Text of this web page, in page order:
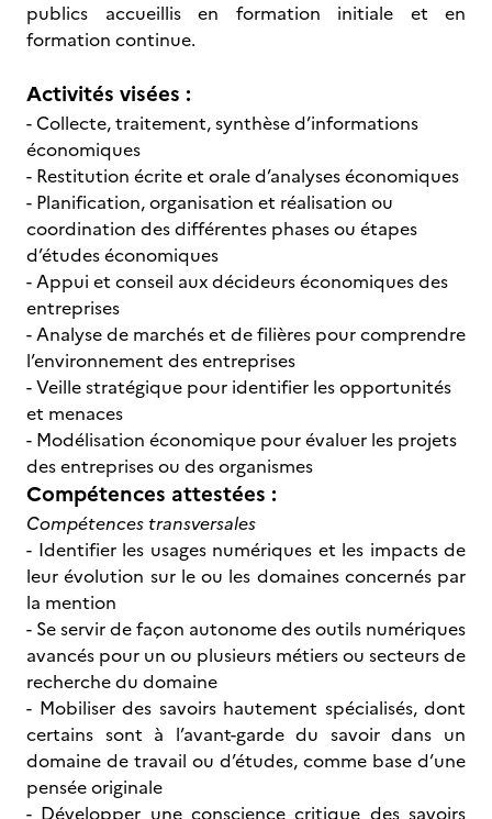
publics accueillis en formation initiale et en
formation continue.
Activités visées :
- Collecte, traitement, synthèse d’informations
économiques
- Restitution écrite et orale d’analyses économiques
- Planification, organisation et réalisation ou
coordination des différentes phases ou étapes
d’études économiques
- Appui et conseil aux décideurs économiques des
entreprises
- Analyse de marchés et de filières pour comprendre
l’environnement des entreprises
- Veille stratégique pour identifier les opportunités
et menaces
- Modélisation économique pour évaluer les projets
des entreprises ou des organismes
Compétences attestées :
Compétences transversales
- Identifier les usages numériques et les impacts de
leur évolution sur le ou les domaines concernés par
la mention
- Se servir de façon autonome des outils numériques
avancés pour un ou plusieurs métiers ou secteurs de
recherche du domaine
- Mobiliser des savoirs hautement spécialisés, dont
certains sont à l’avant-garde du savoir dans un
domaine de travail ou d’études, comme base d’une
pensée originale
- Développer une conscience critique des savoirs